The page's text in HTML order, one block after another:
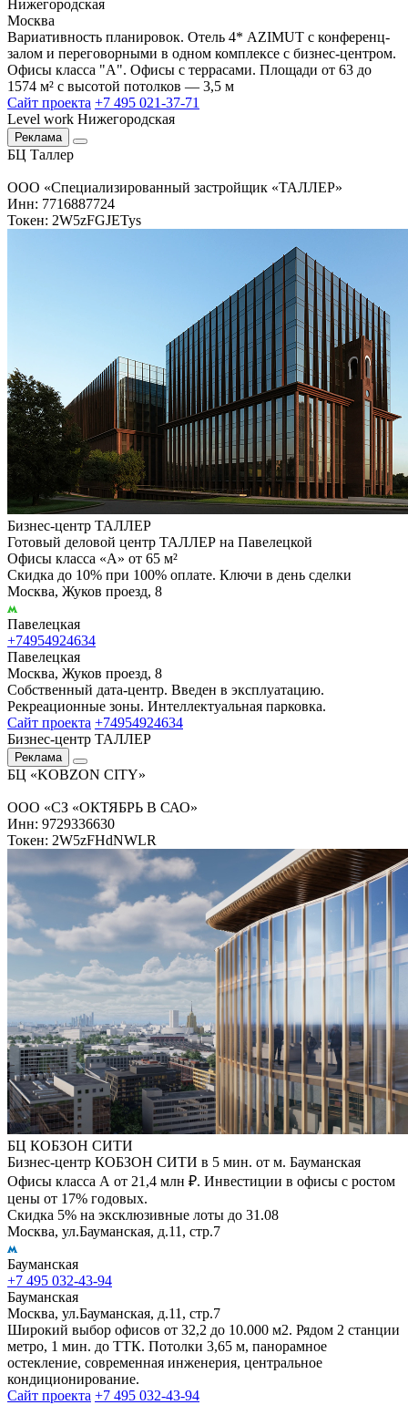
Нижегородская
Москва
Вариативность планировок. Отель 4* AZIMUT с конференц-
залом и переговорными в одном комплексе с бизнес-центром.
Офисы класса "А". Офисы с террасами. Площади от 63 до
1574 м² с высотой потолков — 3,5 м
Сайт проекта +7 495 021-37-71
Level work Нижегородская
Реклама
БЦ Таллер
ООО «Специализированный застройщик «ТАЛЛЕР»
Инн: 7716887724
Токен: 2W5zFGJETys
Бизнес-центр ТАЛЛЕР
Готовый деловой центр ТАЛЛЕР на Павелецкой
Офисы класса «А» от 65 м²
Скидка до 10% при 100% оплате. Ключи в день сделки
Москва, Жуков проезд, 8
Павелецкая
+74954924634
Павелецкая
Москва, Жуков проезд, 8
Собственный дата-центр. Введен в эксплуатацию.
Рекреационные зоны. Интеллектуальная парковка.
Сайт проекта +74954924634
Бизнес-центр ТАЛЛЕР
Реклама
БЦ «KOBZON CITY»
ООО «СЗ «ОКТЯБРЬ В САО»
Инн: 9729336630
Токен: 2W5zFHdNWLR
БЦ КОБЗОН СИТИ
Бизнес-центр КОБЗОН СИТИ в 5 мин. от м. Бауманская
Офисы класса А от 21,4 млн ₽. Инвестиции в офисы с ростом
цены от 17% годовых.
Скидка 5% на эксклюзивные лоты до 31.08
Москва, ул.Бауманская, д.11, стр.7
Бауманская
+7 495 032-43-94
Бауманская
Москва, ул.Бауманская, д.11, стр.7
Широкий выбор офисов от 32,2 до 10.000 м2. Рядом 2 станции
метро, 1 мин. до ТТК. Потолки 3,65 м, панорамное
остекление, современная инженерия, центральное
кондиционирование.
Сайт проекта +7 495 032-43-94